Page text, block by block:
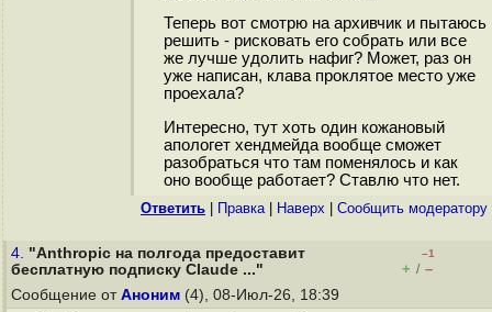
Теперь вот смотрю на архивчик и пытаюсь
решить - рисковать его собрать или все
же лучше удолить нафиг? Может, раз он
уже написан, клава проклятое место уже
проехала?
Интересно, тут хоть один кожановый
апологет хендмейда вообще сможет
разобраться что там поменялось и как
оно вообще работает? Ставлю что нет.
Ответить Правка| Наверх Cообщить модератору
4. "Anthropic на полгода предоставит
бесплатную подписку Claude ..."
–1
+ / –
Сообщение от Аноним (4), 08-Июл-26, 18:39